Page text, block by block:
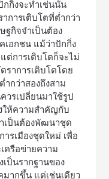
กกิ่งจะทำเช่นนั้น
การเติบโตที่ต่ำกว่า
ฐกิจจำเป็นต้อง
เอกชน แม้ว่าปักกิ่ง
ต่การเติบโตก็จะไม่
ราการเติบโตโดย
กว่าสองถึงสาม
วรเปลี่ยนมาใช้รูป
ให้ความสำคัญกับ
เป็นต้องพัฒนาชุด
รเมืองชุดใหม่ เพื่อ
ครือข่ายความ
ป็นรากฐานของ
ากขึ้น แต่เช่นเดียว